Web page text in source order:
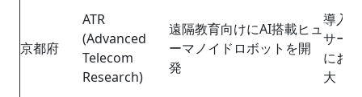
京都府
ATR
(Advanced
Telecom
Research)
遠隔教育向けにAI搭載ヒュ
ーマノイドロボットを開
発
導入
サー
にお
大